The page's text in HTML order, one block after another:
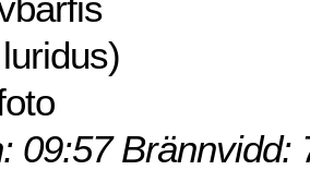
09:57 Brännvidd: